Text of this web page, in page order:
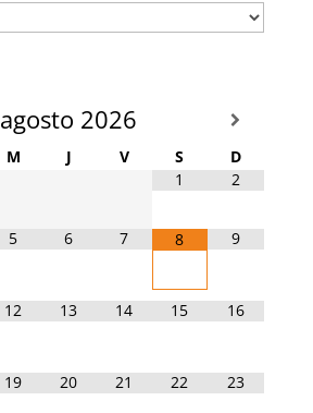
agosto 2026
M J V S
D
1
2
5 6 7 8 9
12 13 14 15 16
19 20 21 22 23